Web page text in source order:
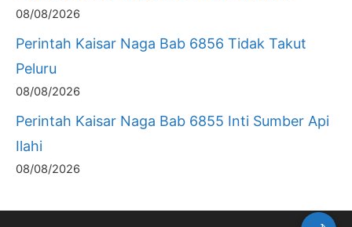
08/08/2026
Perintah Kaisar Naga Bab 6856 Tidak Takut
Peluru
08/08/2026
Perintah Kaisar Naga Bab 6855 Inti Sumber Api
Ilahi
08/08/2026